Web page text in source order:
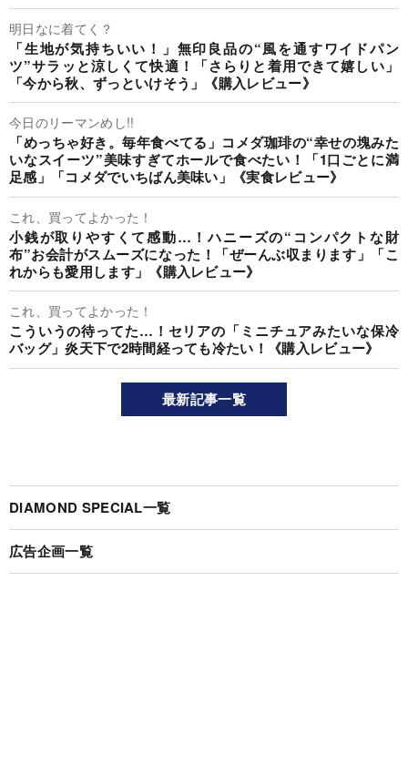
明日なに着てく？
「生地が気持ちいい！」無印良品の“風を通すワイドパン
ツ”サラッと涼しくて快適！「さらりと着用できて嬉しい」
「今から秋、ずっといけそう」《購入レビュー》
今日のリーマンめし!!
「めっちゃ好き。毎年食べてる」コメダ珈琲の“幸せの塊みた
いなスイーツ”美味すぎてホールで食べたい！「1口ごとに満
足感」「コメダでいちばん美味い」《実食レビュー》
これ、買ってよかった！
小銭が取りやすくて感動…！ハニーズの“コンパクトな財
布”お会計がスムーズになった！「ぜーんぶ収まります」「こ
れからも愛用します」《購入レビュー》
これ、買ってよかった！
こういうの待ってた…！セリアの「ミニチュアみたいな保冷
バッグ」炎天下で2時間経っても冷たい！《購入レビュー》
最新記事一覧
DIAMOND SPECIAL一覧
広告企画一覧